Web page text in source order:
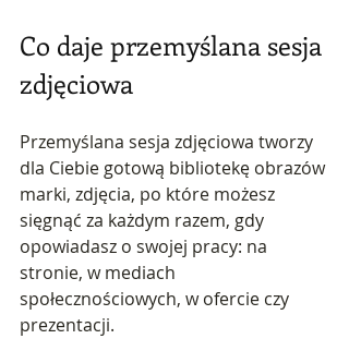
Co daje przemyślana sesja
zdjęciowa
Przemyślana sesja zdjęciowa tworzy
dla Ciebie gotową bibliotekę obrazów
marki, zdjęcia, po które możesz
sięgnąć za każdym razem, gdy
opowiadasz o swojej pracy: na
stronie, w mediach
społecznościowych, w ofercie czy
prezentacji.